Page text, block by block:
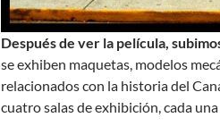
Después de ver la película,
se exhiben maquetas, modelos
relacionados con la historia del
cuatro salas de exhibición, cada